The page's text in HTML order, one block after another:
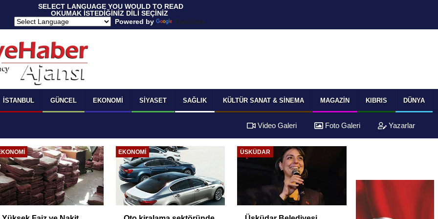
SELECT LANGUAGE YOU WOULD TO READ
OKUMAK İSTEDİĞİNİZ DİLİ SEÇİNİZ
Powered by
Translate
İSTANBUL GÜNCEL EKONOMI SIYASET SAĞLIK KÜLTÜR SANAT & SINEMA MAGAZIN KIBRIS DÜNYA
Video Galeri Foto Galeri Yazarlar
EKONOMI ÜSKÜDAR